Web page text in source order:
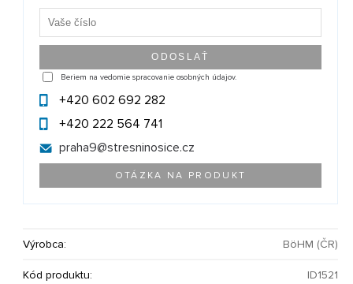
Beriem na vedomie spracovanie osobných údajov.
+420 602 692 282
+420 222 564 741
praha9@stresninosice.cz
OTÁZKA NA PRODUKT
Výrobca: BöHM (ČR)
Kód produktu: ID1521